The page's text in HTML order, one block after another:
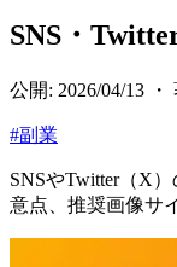
SNS・
公開: 2026/04/13
#副業
SNSやTwitter（X
意点、推奨画像サ